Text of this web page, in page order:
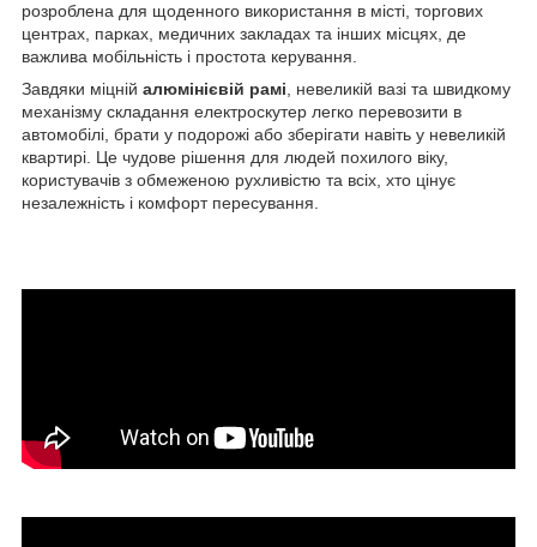
розроблена для щоденного використання в місті, торгових
центрах, парках, медичних закладах та інших місцях, де
важлива мобільність і простота керування.
Завдяки міцній алюмінієвій рамі, невеликій вазі та швидкому
механізму складання електроскутер легко перевозити в
автомобілі, брати у подорожі або зберігати навіть у невеликій
квартирі. Це чудове рішення для людей похилого віку,
користувачів з обмеженою рухливістю та всіх, хто цінує
незалежність і комфорт пересування.